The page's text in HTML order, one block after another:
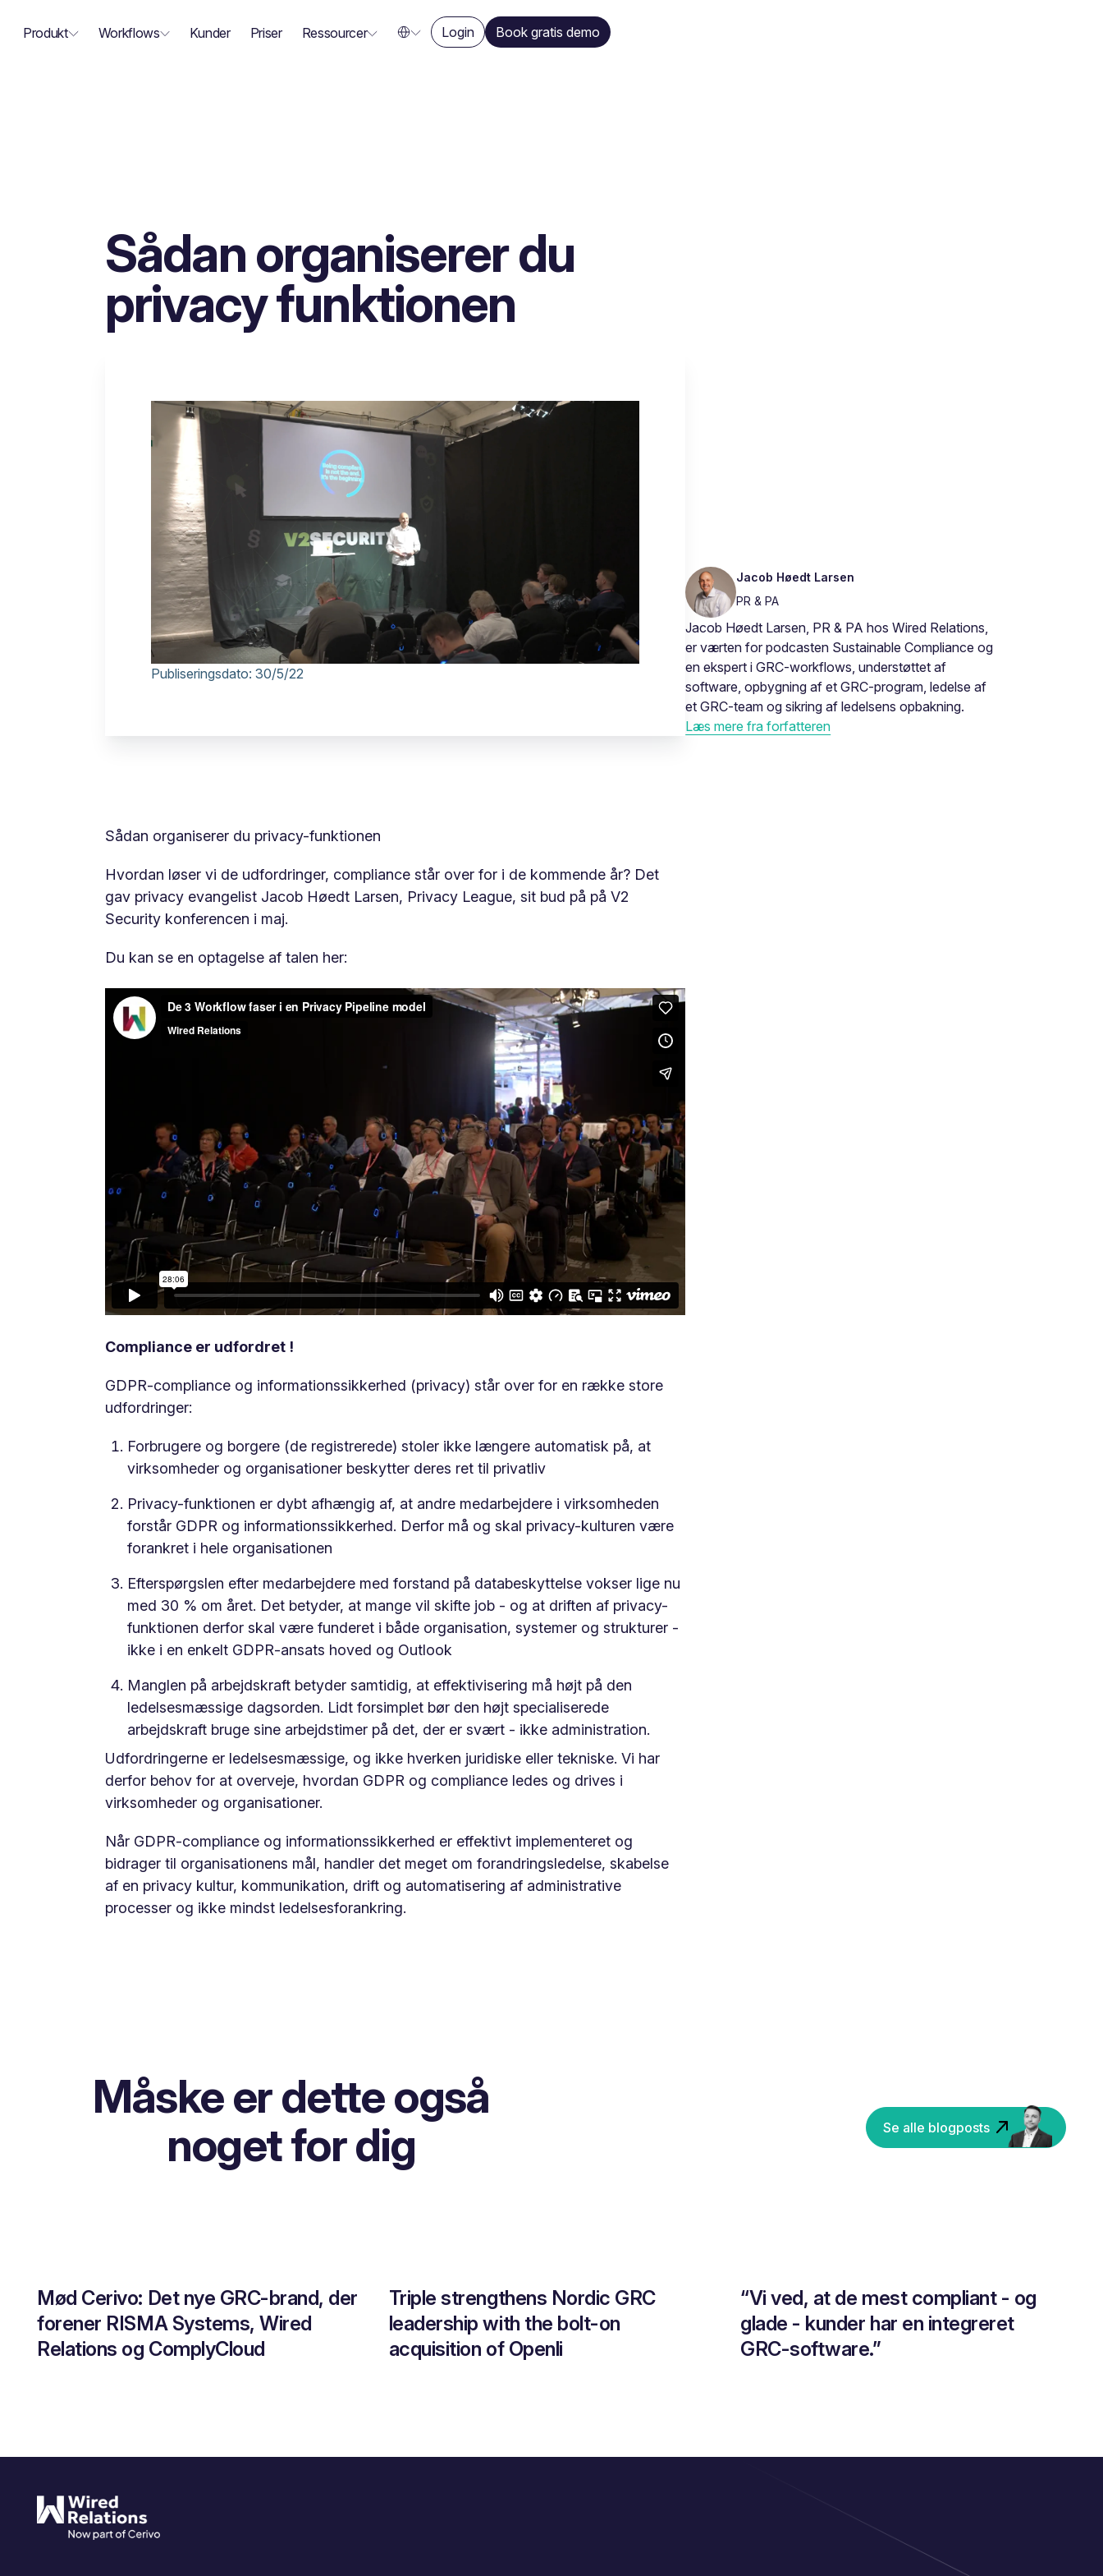
Produkt Workflows Kunder Priser Ressourcer Login Book gratis demo
Sådan organiserer du
privacy funktionen
Publiseringsdato: 30/5/22
Jacob Høedt Larsen
PR & PA
Jacob Høedt Larsen, PR & PA hos Wired Relations,
er værten for podcasten Sustainable Compliance og
en ekspert i GRC-workflows, understøttet af
software, opbygning af et GRC-program, ledelse af
et GRC-team og sikring af ledelsens opbakning.
Læs mere fra forfatteren
Sådan organiserer du privacy-funktionen
Hvordan løser vi de udfordringer, compliance står over for i de kommende år? Det
gav privacy evangelist Jacob Høedt Larsen, Privacy League, sit bud på på V2
Security konferencen i maj.
Du kan se en optagelse af talen her:
Compliance er udfordret !
GDPR-compliance og informationssikkerhed (privacy) står over for en række store
udfordringer:
Forbrugere og borgere (de registrerede) stoler ikke længere automatisk på, at
virksomheder og organisationer beskytter deres ret til privatliv
Privacy-funktionen er dybt afhængig af, at andre medarbejdere i virksomheden
forstår GDPR og informationssikkerhed. Derfor må og skal privacy-kulturen være
forankret i hele organisationen
Efterspørgslen efter medarbejdere med forstand på databeskyttelse vokser lige nu
med 30 % om året. Det betyder, at mange vil skifte job - og at driften af privacy-
funktionen derfor skal være funderet i både organisation, systemer og strukturer -
ikke i en enkelt GDPR-ansats hoved og Outlook
Manglen på arbejdskraft betyder samtidig, at effektivisering må højt på den
ledelsesmæssige dagsorden. Lidt forsimplet bør den højt specialiserede
arbejdskraft bruge sine arbejdstimer på det, der er svært - ikke administration.
Udfordringerne er ledelsesmæssige, og ikke hverken juridiske eller tekniske. Vi har
derfor behov for at overveje, hvordan GDPR og compliance ledes og drives i
virksomheder og organisationer.
Når GDPR-compliance og informationssikkerhed er effektivt implementeret og
bidrager til organisationens mål, handler det meget om forandringsledelse, skabelse
af en privacy kultur, kommunikation, drift og automatisering af administrative
processer og ikke mindst ledelsesforankring.
Måske er dette også
noget for dig
Se alle blogposts
Mød Cerivo: Det nye GRC-brand, der
forener RISMA Systems, Wired
Relations og ComplyCloud
Triple strengthens Nordic GRC
leadership with the bolt-on
acquisition of Openli
“Vi ved, at de mest compliant - og
glade - kunder har en integreret
GRC-software.”